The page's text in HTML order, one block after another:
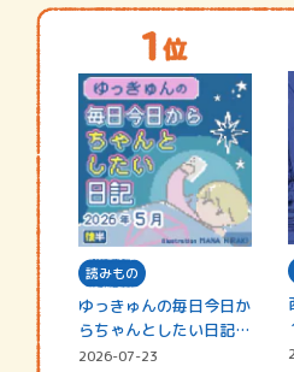
読みもの
ゆっきゅんの毎日今日か
らちゃんとしたい日記
☆202…
2026-07-23